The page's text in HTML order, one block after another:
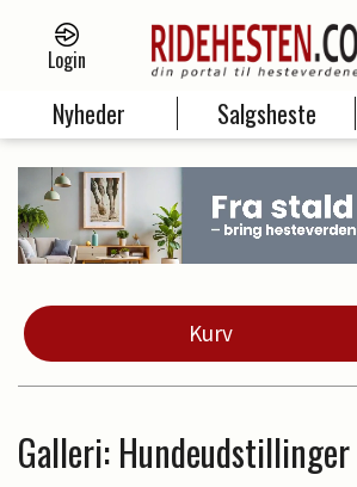
Login
Nyheder Salgsheste
Kurv
Galleri: Hundeudstillinger